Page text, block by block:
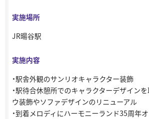
実施場所
JR暘谷駅
実施内容
・駅舎外観のサンリオキャラクター装飾
・駅待合休憩所でのキャラクターデザイン
ウ装飾やソファデザインのリニューアル
・到着メロディにハーモニーランド35周年